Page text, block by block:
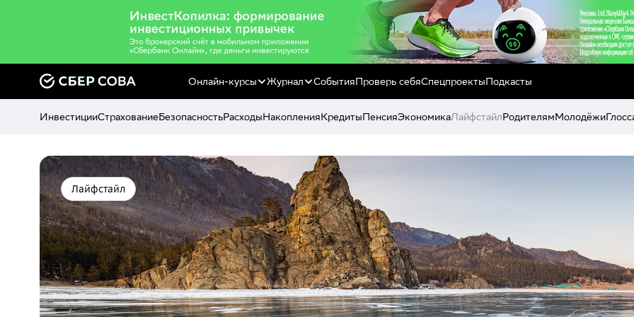
Онлайн-курсы Журнал СобытияПроверь себяСпецпроектыПодкасты
ИнвестицииСтрахованиеБезопасностьРасходыНакопленияКредитыПенсияЭкономикаЛайфстайлРодителямМолодёжи
Лайфстайл